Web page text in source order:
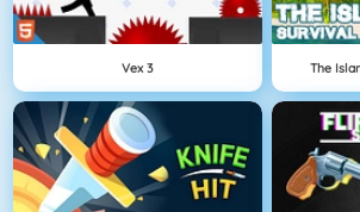
Vex 3 The